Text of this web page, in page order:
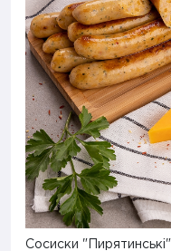
Сосиски "Пирятинські"